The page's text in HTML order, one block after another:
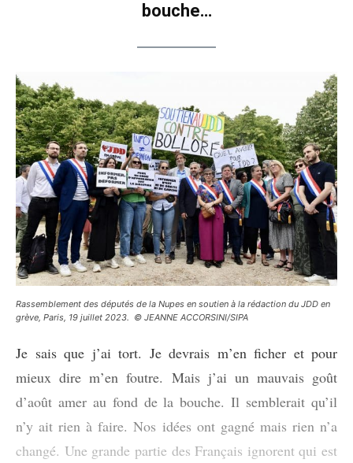
bouche…
Rassemblement des députés de la Nupes en soutien à la rédaction du JDD en
grève, Paris, 19 juillet 2023. © JEANNE ACCORSINI/SIPA
Je sais que j’ai tort. Je devrais m’en ficher et pour
mieux dire m’en foutre. Mais j’ai un mauvais goût
d’août amer au fond de la bouche. Il semblerait qu’il
n’y ait rien à faire. Nos idées ont gagné mais rien n’a
changé. Une grande partie des Français ignorent qui est